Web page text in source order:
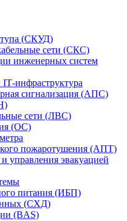
(СКУД)
сети (СКС)
инженерных систем
сигнализация (АПС)
сети (ЛВС)
(ОС)
пожаротушения (АПТ)
управления эвакуацией
питания (ИБП)
(СХД)
(BAS)